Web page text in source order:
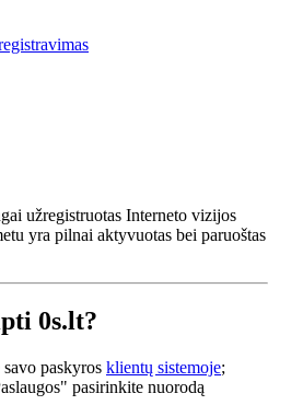
užregistruotas Interneto vizijos
yra pilnai aktyvuotas bei paruoštas
0s.lt?
paskyros klientų sistemoje;
pasirinkite nuorodą